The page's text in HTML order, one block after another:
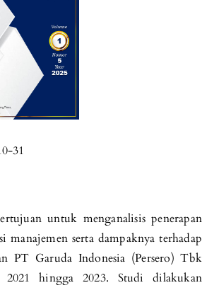
31
untuk menganalisis penerapan
manajemen serta dampaknya terhadap
PT Garuda Indonesia (Persero) Tbk
2021 hingga 2023. Studi dilakukan